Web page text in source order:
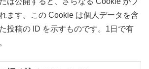
ます。この Cookie は個人データを含
投稿の ID を示すものです。1日で有